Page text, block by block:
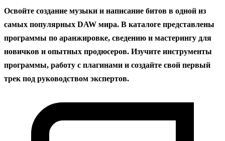
Освойте создание музыки и написание битов в одной из
самых популярных DAW мира. В каталоге представлены
программы по аранжировке, сведению и мастерингу для
новичков и опытных продюсеров. Изучите инструменты
программы, работу с плагинами и создайте свой первый
трек под руководством экспертов.